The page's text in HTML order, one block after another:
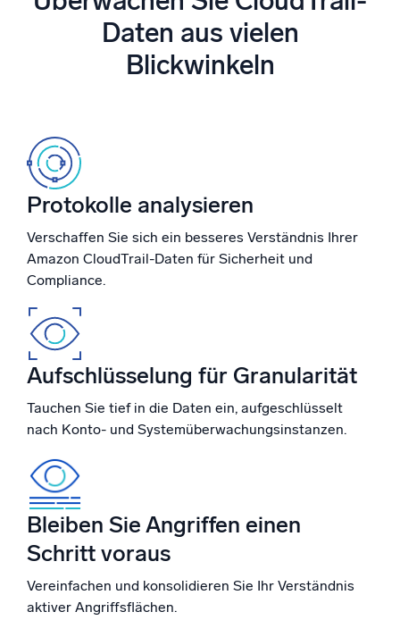
Unterstützt durch KI/ML
Proprietäre Algorithmen, maschinelles Lernen und generative KI
Intelligente Sicherheitsoperationen
reagieren
Protokolle für Sicherheit
Cloud-Sicherheit durch umfassende Protokolleinsicht
Intelligente Cloud-Abläufe
Protokollanalyse
Erkennen und beheben mit umfassender Transparenz
Leistungsstarke Integrationen
Zertifizierungen
Daten aus vielen
Blickwinkeln
Protokolle analysieren
Verschaffen Sie sich ein besseres Verständnis Ihrer
Amazon CloudTrail-Daten für Sicherheit und
Compliance.
Aufschlüsselung für Granularität
Tauchen Sie tief in die Daten ein, aufgeschlüsselt
nach Konto- und Systemüberwachungsinstanzen.
Bleiben Sie Angriffen einen
Schritt voraus
Vereinfachen und konsolidieren Sie Ihr Verständnis
aktiver Angriffsflächen.